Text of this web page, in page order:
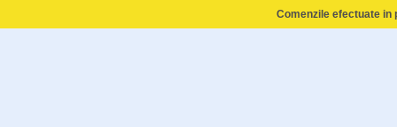
Comenzile efectuate in